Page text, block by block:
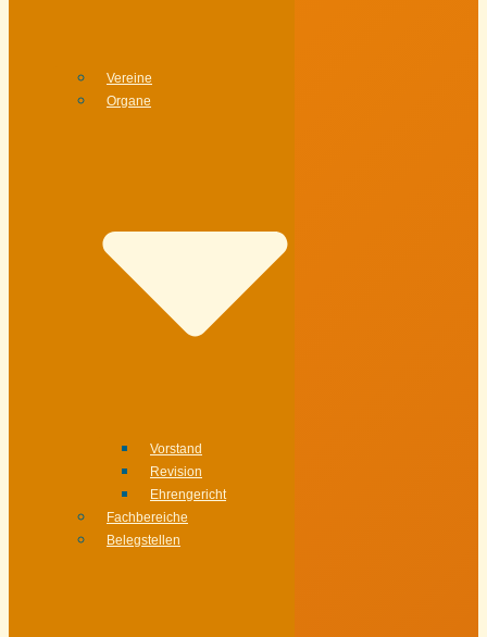
Vereine
Organe
Vorstand
Revision
Ehrengericht
Fachbereiche
Belegstellen